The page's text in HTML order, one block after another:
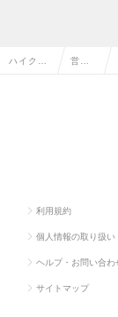
ハイクラ 営業
利用規約
個人情報の取り扱い
ヘルプ・お問い合わ
サイトマップ